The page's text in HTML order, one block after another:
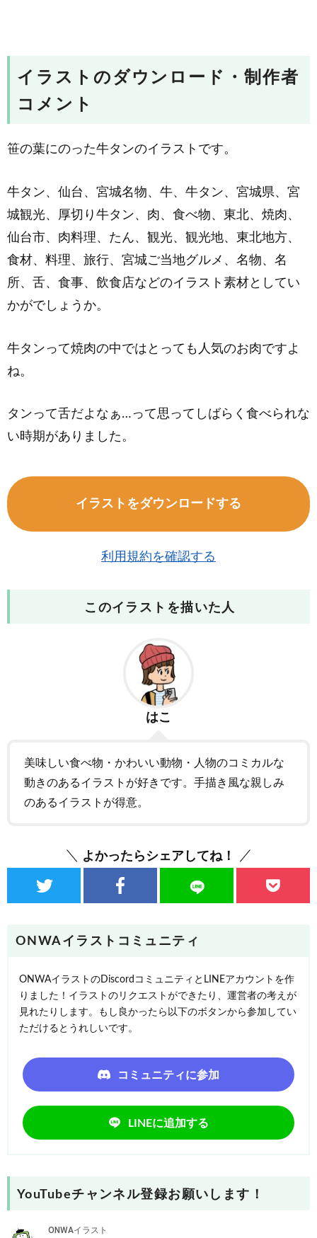
イラストのダウンロード・制作者
コメント
笹の葉にのった牛タンのイラストです。
牛タン、仙台、宮城名物、牛、牛タン、宮城県、宮
城観光、厚切り牛タン、肉、食べ物、東北、焼肉、
仙台市、肉料理、たん、観光、観光地、東北地方、
食材、料理、旅行、宮城ご当地グルメ、名物、名
所、舌、食事、飲食店などのイラスト素材としてい
かがでしょうか。
牛タンって焼肉の中ではとっても人気のお肉ですよ
ね。
タンって舌だよなぁ…って思ってしばらく食べられな
い時期がありました。
イラストをダウンロードする
利用規約を確認する
このイラストを描いた人
はこ
美味しい食べ物・かわいい動物・人物のコミカルな
動きのあるイラストが好きです。手描き風な親しみ
のあるイラストが得意。
よかったらシェアしてね！
ONWAイラストコミュニティ
ONWAイラストのDiscordコミュニティとLINEアカウントを作
りました！イラストのリクエストができたり、運営者の考えが
見れたりします。もし良かったら以下のボタンから参加してい
ただけるとうれしいです。
コミュニティに参加
LINEに追加する
YouTubeチャンネル登録お願いします！